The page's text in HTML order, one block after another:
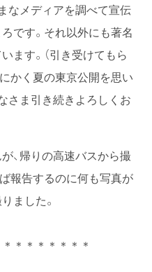
なメディアを調べて宣伝
です。それ以外にも著名
ます。（引き受けてもら
かく夏の東京公開を思い
さま引き続きよろしくお
、帰りの高速バスから撮
報告するのに何も写真が
ました。
＊＊＊＊＊＊＊